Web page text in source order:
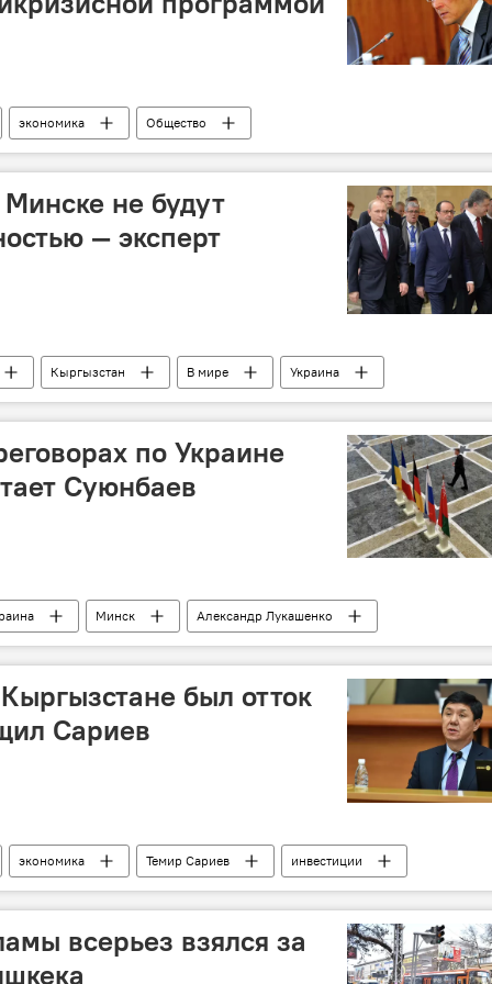
экономика Общество
не будут
— эксперт
Кыргызстан В мире
Украина
Ангела Меркель
Франсуа Олланд
по Украине
Суюнбаев
Минск
Александр Лукашенко
Эмомали Рахмон переговоры
был отток
Сариев
экономика Темир Сариев
инвестиции
всерьез взялся за